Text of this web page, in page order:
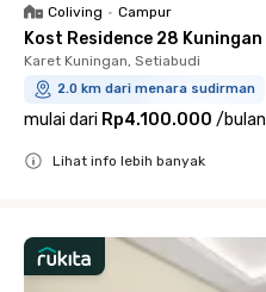
Coliving • Campur
Kost Residence 28 Kuningan
Karet Kuningan, Setiabudi
2.0 km dari menara sudirman
mulai dari Rp4.100.000 /bulan
Lihat info lebih banyak